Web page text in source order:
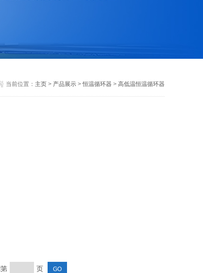
当前位置： 主页> 产品展示>恒温循环器 > 高低温恒温循环器
页